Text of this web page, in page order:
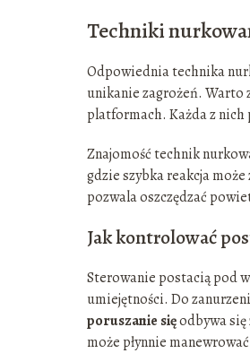
Techniki
Odpowiednia technika
unikanie zagrożeń. Warto
platformach. Każda z nich
Znajomość technik
gdzie szybka reakcja
pozwala oszczędzać
Jak kontrolować
Sterowanie postacią pod
umiejętności. Do
poruszanie sięodbywa
może płynnie